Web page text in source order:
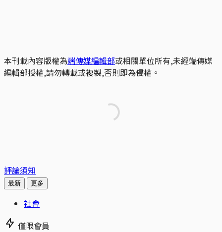
本刊載內容版權為端傳媒編輯部或相關單位所有,未經端傳媒
編輯部授權,請勿轉載或複製,否則即為侵權。
評論須知
最新 更多
社會
僅限會員